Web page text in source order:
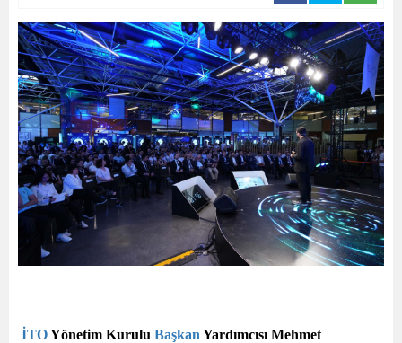
İTOYönetim Kurulu Başkan Yardımcısı Mehmet